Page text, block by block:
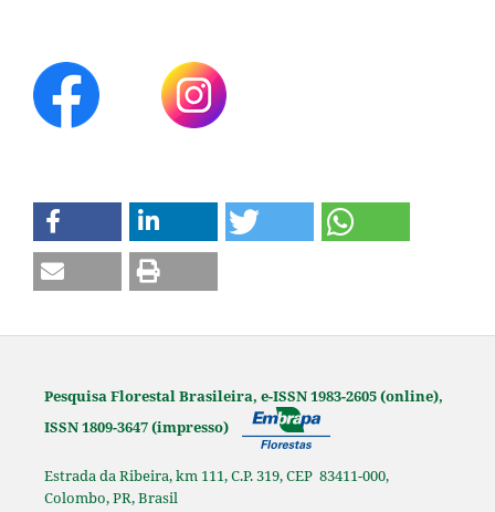
Pesquisa Florestal Brasileira, e-ISSN 1983-2605 (online),
ISSN 1809-3647 (impresso)
Estrada da Ribeira, km 111, C.P. 319, CEP 83411-000,
Colombo, PR, Brasil